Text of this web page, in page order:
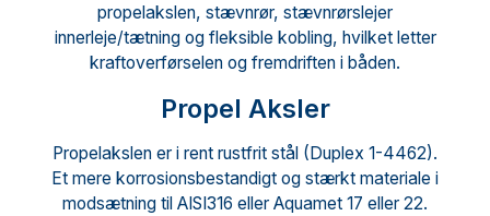
propelakslen, stævnrør, stævnrørslejer
innerleje/tætning og fleksible kobling, hvilket letter
kraftoverførselen og fremdriften i båden.
Propel Aksler
Propelakslen er i rent rustfrit stål (Duplex 1-4462).
Et mere korrosionsbestandigt og stærkt materiale i
modsætning til AISI316 eller Aquamet 17 eller 22.